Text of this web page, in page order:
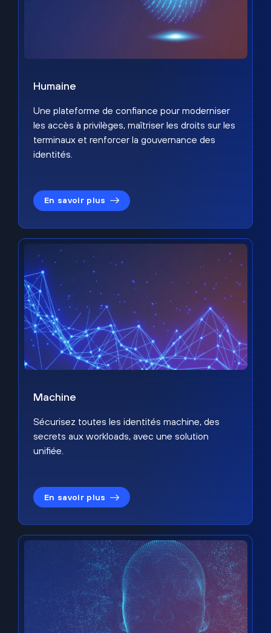
Humaine
Une plateforme de confiance pour moderniser
les accès à privilèges, maîtriser les droits sur les
terminaux et renforcer la gouvernance des
identités.
En savoir plus
Machine
Sécurisez toutes les identités machine, des
secrets aux workloads, avec une solution
unifiée.
En savoir plus